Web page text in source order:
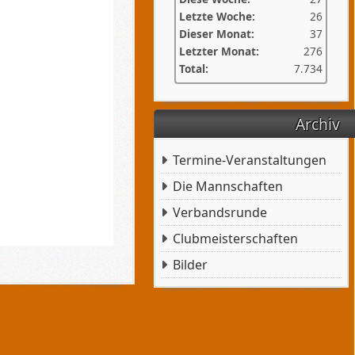
Letzte Woche:
26
Dieser Monat:
37
Letzter Monat:
276
Total:
7.734
Archiv
Termine-Veranstaltungen
Die Mannschaften
Verbandsrunde
Clubmeisterschaften
Bilder